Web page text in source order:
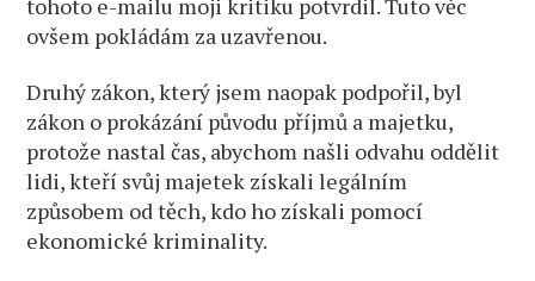
ovšem pokládám za uzavřenou.
Druhý zákon, který jsem naopak podpořil, byl
zákon o prokázání původu příjmů a majetku,
protože nastal čas, abychom našli odvahu oddělit
lidi, kteří svůj majetek získali legálním
způsobem od těch, kdo ho získali pomocí
ekonomické kriminality.